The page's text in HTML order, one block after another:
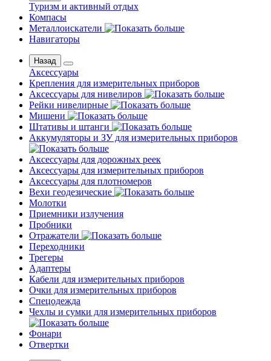
Туризм и активный отдых
Компасы
Металлоискатели
Навигаторы
Назад
Аксессуары
Крепления для измерительных приборов
Аксессуары для нивелиров
Рейки нивелирные
Мишени
Штативы и штанги
Аккумуляторы и ЗУ для измерительных приборов
Аксессуары для дорожных реек
Аксессуары для измерительных приборов
Аксессуары для плотномеров
Вехи геодезические
Молотки
Приемники излучения
Пробники
Отражатели
Переходники
Трегеры
Адаптеры
Кабели для измерительных приборов
Очки для измерительных приборов
Спецодежда
Чехлы и сумки для измерительных приборов
Фонари
Отвертки